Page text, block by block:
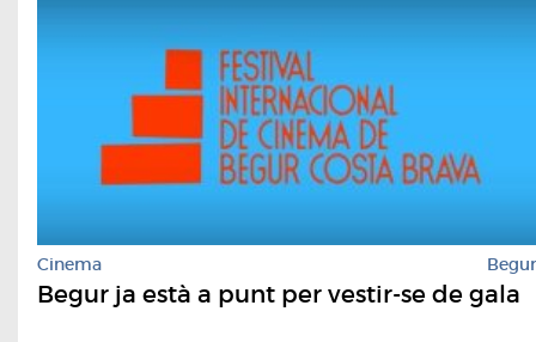
Cinema Begur
Begur ja està a punt per vestir-se de gala